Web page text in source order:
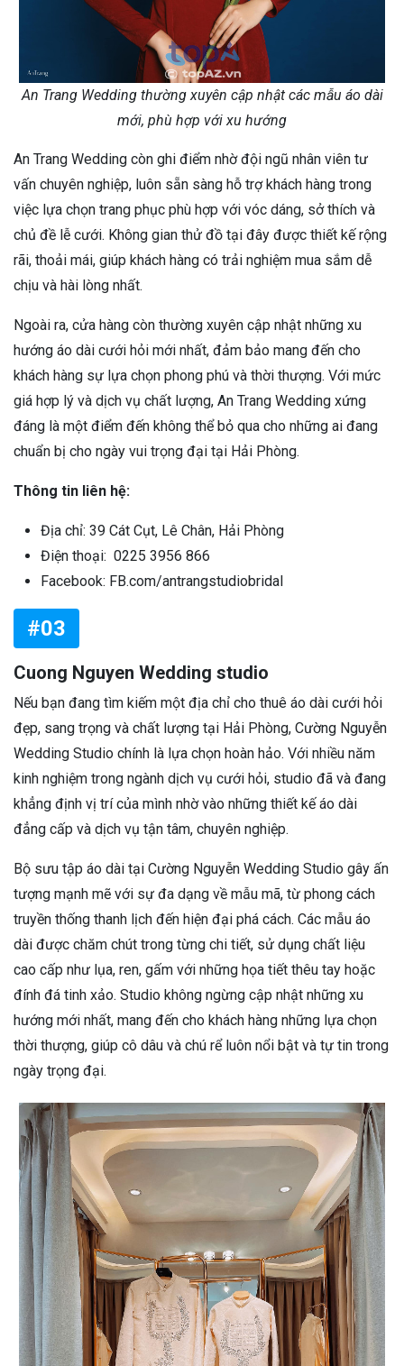
An Trang Wedding thường xuyên cập nhật các mẫu áo dài
mới, phù hợp với xu hướng
An Trang Wedding còn ghi điểm nhờ đội ngũ nhân viên tư
vấn chuyên nghiệp, luôn sẵn sàng hỗ trợ khách hàng trong
việc lựa chọn trang phục phù hợp với vóc dáng, sở thích và
chủ đề lễ cưới. Không gian thử đồ tại đây được thiết kế rộng
rãi, thoải mái, giúp khách hàng có trải nghiệm mua sắm dễ
chịu và hài lòng nhất.
Ngoài ra, cửa hàng còn thường xuyên cập nhật những xu
hướng áo dài cưới hỏi mới nhất, đảm bảo mang đến cho
khách hàng sự lựa chọn phong phú và thời thượng. Với mức
giá hợp lý và dịch vụ chất lượng, An Trang Wedding xứng
đáng là một điểm đến không thể bỏ qua cho những ai đang
chuẩn bị cho ngày vui trọng đại tại Hải Phòng.
Thông tin liên hệ:
Địa chỉ: 39 Cát Cụt, Lê Chân, Hải Phòng
Điện thoại: 0225 3956 866
Facebook: FB.com/antrangstudiobridal
#03
Cuong Nguyen Wedding studio
Nếu bạn đang tìm kiếm một địa chỉ cho thuê áo dài cưới hỏi
đẹp, sang trọng và chất lượng tại Hải Phòng, Cường Nguyễn
Wedding Studio chính là lựa chọn hoàn hảo. Với nhiều năm
kinh nghiệm trong ngành dịch vụ cưới hỏi, studio đã và đang
khẳng định vị trí của mình nhờ vào những thiết kế áo dài
đẳng cấp và dịch vụ tận tâm, chuyên nghiệp.
Bộ sưu tập áo dài tại Cường Nguyễn Wedding Studio gây ấn
tượng mạnh mẽ với sự đa dạng về mẫu mã, từ phong cách
truyền thống thanh lịch đến hiện đại phá cách. Các mẫu áo
dài được chăm chút trong từng chi tiết, sử dụng chất liệu
cao cấp như lụa, ren, gấm với những họa tiết thêu tay hoặc
đính đá tinh xảo. Studio không ngừng cập nhật những xu
hướng mới nhất, mang đến cho khách hàng những lựa chọn
thời thượng, giúp cô dâu và chú rể luôn nổi bật và tự tin trong
ngày trọng đại.